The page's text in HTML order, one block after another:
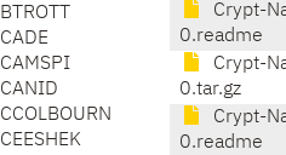
BTROTT
CADE
CAMSPI
CANID
CCOLBOURN
CEESHEK
Crypt-
0.readme
Crypt-
0.tar.gz
Crypt-
0.readme